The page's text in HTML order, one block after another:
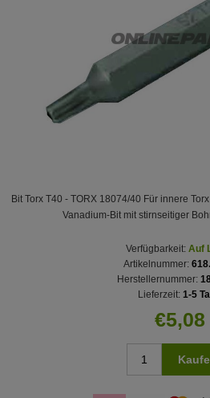
Bit Torx T40 - TORX 18074/40 Für innere
Vanadium-Bit mit stirnseitiger
Verfügbarkeit: Auf
Artikelnummer:
Herstellernummer:
Lieferzeit: 1-5
€5,08